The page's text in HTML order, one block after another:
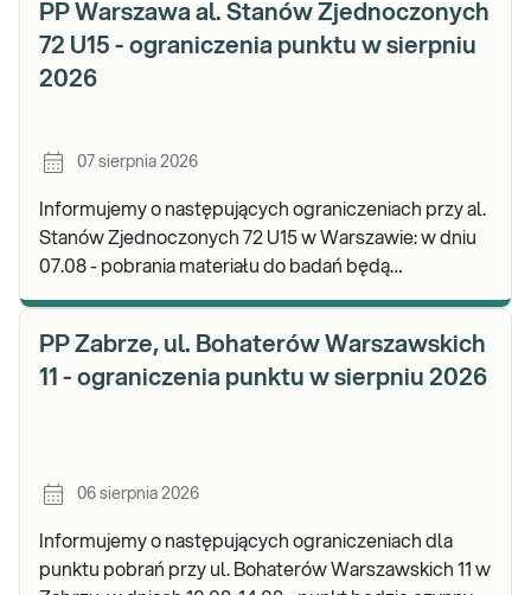
PP Warszawa al. Stanów Zjednoczonych
72 U15 - ograniczenia punktu w sierpniu
2026
07 sierpnia 2026
Informujemy o następujących ograniczeniach przy al.
Stanów Zjednoczonych 72 U15 w Warszawie: w dniu
07.08 - pobrania materiału do badań będą
PP Zabrze, ul. Bohaterów Warszawskich
11 - ograniczenia punktu w sierpniu 2026
06 sierpnia 2026
Informujemy o następujących ograniczeniach dla
punktu pobrań przy ul. Bohaterów Warszawskich 11 w